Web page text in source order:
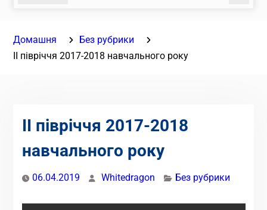
Домашня
Без рубрики
ІІ півріччя 2017-2018 навчального року
ІІ півріччя 2017-2018
навчального року
06.04.2019 Whitedragon Без рубрики